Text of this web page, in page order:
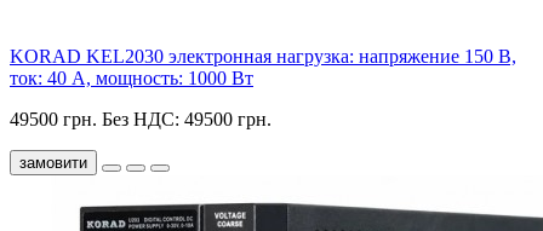
KORAD KEL2030 электронная нагрузка: напряжение 150 В,
ток: 40 А, мощность: 1000 Вт
49500 грн. Без НДС: 49500 грн.
замовити